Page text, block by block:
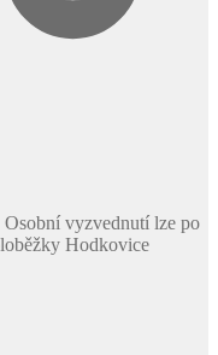
vyzvednutí lze po
Hodkovice